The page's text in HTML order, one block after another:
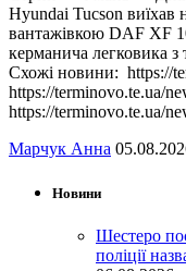
Hyundai Tucson виїхав
вантажівкою DAF ХF
керманича легковика з
Схожі новини: https://
https://terminovo.te.ua/
https://terminovo.te.ua/
Марчук Анна
Новини
Шестеро
поліції